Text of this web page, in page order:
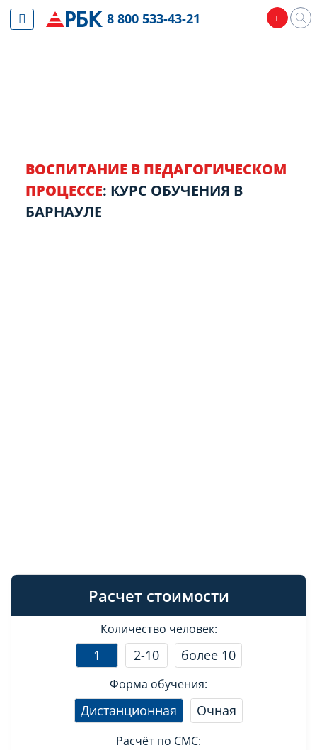
ВОСПИТАНИЕ В ПЕДАГОГИЧЕСКОМ
ПРОЦЕССЕ: КУРС ОБУЧЕНИЯ В
БАРНАУЛЕ
Расчет стоимости
Количество человек:
1 2-10 более 10
Форма обучения:
Дистанционная Очная
Расчёт по СМС:
8 800 533-43-21